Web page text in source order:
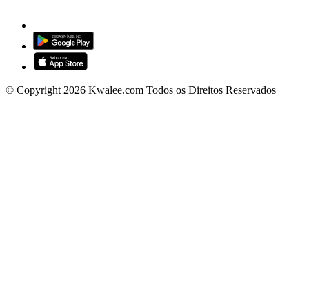
© Copyright 2026 Kwalee.com Todos os Direitos Reservados